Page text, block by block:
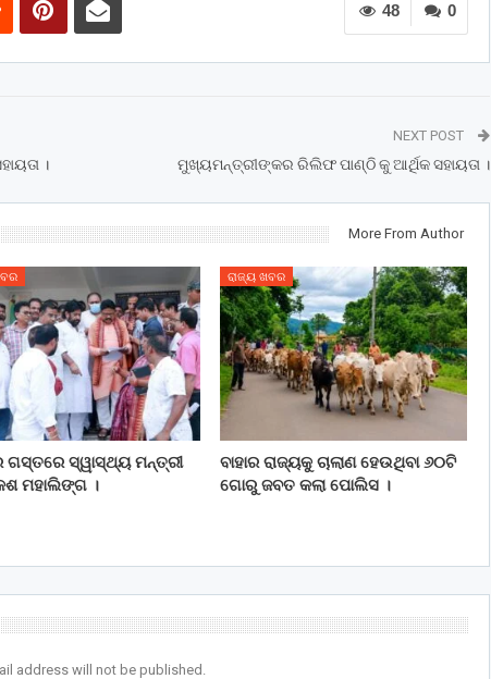
0
48
।
NEXT POST
ମୁଖ୍ୟମନ୍ତ୍ରୀଙ୍କର ରିଲିଫ ପାଣ୍ଠି କୁ ଆର୍ଥିକ ସହାୟତା ।
More From Author
ଗସ୍ତରେ ସ୍ୱାସ୍ଥ୍ୟ ମନ୍ତ୍ରୀ
ମହାଲିଙ୍ଗ ।
ରାଜ୍ୟ ଖବର
ବାହାର ରାଜ୍ୟକୁ ଚାଲାଣ ହେଉଥିବା ୬୦ଟି
ଗୋରୁ ଜବତ କଲା ପୋଲିସ ।
address will not be published.